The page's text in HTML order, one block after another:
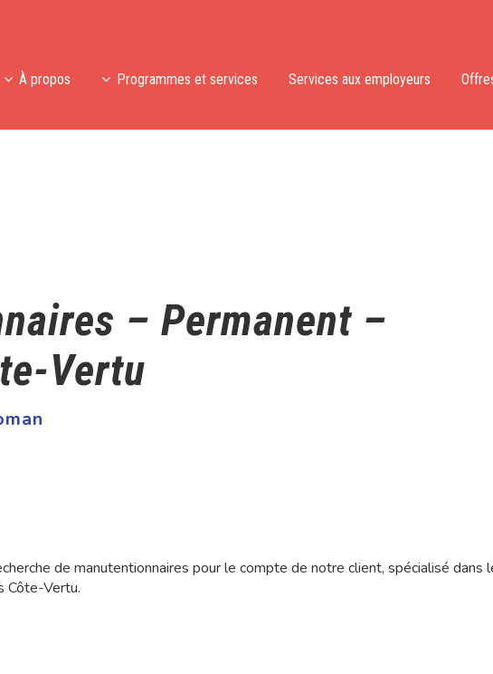
À propos Programmes et services Services aux employeurs
– Permanent –
Vertu
de manutentionnaires pour le compte de notre client, spécialisé dans
Côte-Vertu.